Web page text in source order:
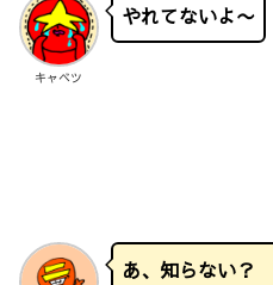
キャベツ
やれてないよ〜
あ、知らない？